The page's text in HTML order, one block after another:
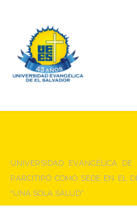
UNIVERSIDAD EVANGÉLICA DE
PARCITIPÓ COMO SEDE EN EL
“UNA SOLA SALUD”